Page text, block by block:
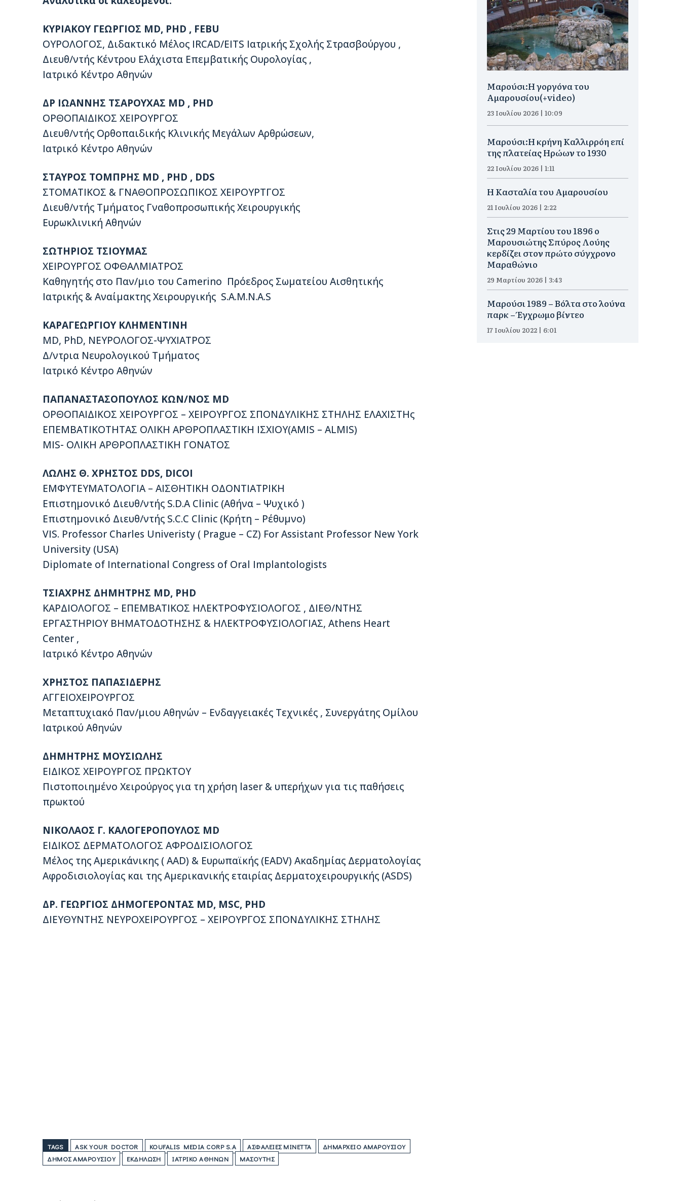
ΚΥΡΙΑΚΟΥ ΓΕΩΡΓΙΟΣ MD, PHD , FEBU
ΟΥΡΟΛΟΓΟΣ, Διδακτικό Μέλος IRCAD/EITS Ιατρικής Σχολής Στρασβούργου ,
Διευθ/ντής Κέντρου Ελάχιστα Επεμβατικής Ουρολογίας ,
Ιατρικό Κέντρο Αθηνών
ΔΡ ΙΩΑΝΝΗΣ ΤΣΑΡΟΥΧΑΣ MD , PHD
ΟΡΘΟΠΑΙΔΙΚΟΣ ΧΕΙΡΟΥΡΓΟΣ
Διευθ/ντής Ορθοπαιδικής Κλινικής Μεγάλων Αρθρώσεων,
Ιατρικό Κέντρο Αθηνών
ΣΤΑΥΡΟΣ ΤΟΜΠΡΗΣ MD , PHD , DDS
ΣΤΟΜΑΤΙΚΟΣ & ΓΝΑΘΟΠΡΟΣΩΠΙΚΟΣ ΧΕΙΡΟΥΡΤΓΟΣ
Διευθ/ντής Τμήματος Γναθοπροσωπικής Χειρουργικής
Ευρωκλινική Αθηνών
ΣΩΤΗΡΙΟΣ ΤΣΙΟΥΜΑΣ
ΧΕΙΡΟΥΡΓΟΣ ΟΦΘΑΛΜΙΑΤΡΟΣ
Καθηγητής στο Παν/μιο του Camerino Πρόεδρος Σωματείου Αισθητικής
Ιατρικής & Αναίμακτης Χειρουργικής S.A.M.N.A.S
ΚΑΡΑΓΕΩΡΓΙΟΥ ΚΛΗΜΕΝΤΙΝΗ
MD, PhD, ΝΕΥΡΟΛΟΓΟΣ-ΨΥΧΙΑΤΡΟΣ
Δ/ντρια Νευρολογικού Τμήματος
Ιατρικό Κέντρο Αθηνών
ΠΑΠΑΝΑΣΤΑΣΟΠΟΥΛΟΣ ΚΩΝ/ΝΟΣ MD
ΟΡΘΟΠΑΙΔΙΚΟΣ ΧΕΙΡΟΥΡΓΟΣ – ΧΕΙΡΟΥΡΓΟΣ ΣΠΟΝΔΥΛΙΚΗΣ ΣΤΗΛΗΣ ΕΛΑΧΙΣΤΗς
ΕΠΕΜΒΑΤΙΚΟΤΗΤΑΣ ΟΛΙΚΗ ΑΡΘΡΟΠΛΑΣΤΙΚΗ ΙΣΧΙΟΥ(AMIS – ALMIS)
MIS- ΟΛΙΚΗ ΑΡΘΡΟΠΛΑΣΤΙΚΗ ΓΟΝΑΤΟΣ
ΛΩΛΗΣ Θ. ΧΡΗΣΤΟΣ DDS, DICOI
ΕΜΦΥΤΕΥΜΑΤΟΛΟΓΙΑ – ΑΙΣΘΗΤΙΚΗ ΟΔΟΝΤΙΑΤΡΙΚΗ
Επιστημονικό Διευθ/ντής S.D.A Clinic (Αθήνα – Ψυχικό )
Επιστημονικό Διευθ/ντής S.C.C Clinic (Κρήτη – Ρέθυμνο)
VIS. Professor Charles Univeristy ( Prague – CZ) For Assistant Professor New York
University (USA)
Diplomate of International Congress of Oral Implantologists
ΤΣΙΑΧΡΗΣ ΔΗΜΗΤΡΗΣ MD, PHD
ΚΑΡΔΙΟΛΟΓΟΣ – ΕΠΕΜΒΑΤΙΚΟΣ ΗΛΕΚΤΡΟΦΥΣΙΟΛΟΓΟΣ , ΔΙΕΘ/ΝΤΗΣ
ΕΡΓΑΣΤΗΡΙΟΥ ΒΗΜΑΤΟΔΟΤΗΣΗΣ & ΗΛΕΚΤΡΟΦΥΣΙΟΛΟΓΙΑΣ, Athens Heart
Center ,
Ιατρικό Κέντρο Αθηνών
ΧΡΗΣΤΟΣ ΠΑΠΑΣΙΔΕΡΗΣ
ΑΓΓΕΙΟΧΕΙΡΟΥΡΓΟΣ
Μεταπτυχιακό Παν/μιου Αθηνών – Ενδαγγειακές Τεχνικές , Συνεργάτης Ομίλου
Ιατρικού Αθηνών
ΔΗΜΗΤΡΗΣ ΜΟΥΣΙΩΛΗΣ
ΕΙΔΙΚΟΣ ΧΕΙΡΟΥΡΓΟΣ ΠΡΩΚΤΟΥ
Πιστοποιημένο Χειρούργος για τη χρήση laser & υπερήχων για τις παθήσεις
πρωκτού
ΝΙΚΟΛΑΟΣ Γ. ΚΑΛΟΓΕΡΟΠΟΥΛΟΣ MD
ΕΙΔΙΚΟΣ ΔΕΡΜΑΤΟΛΟΓΟΣ ΑΦΡΟΔΙΣΙΟΛΟΓΟΣ
Μέλος της Αμερικάνικης ( AAD) & Ευρωπαϊκής (EADV) Ακαδημίας Δερματολογίας
Αφροδισιολογίας και της Αμερικανικής εταιρίας Δερματοχειρουργικής (ASDS)
ΔΡ. ΓΕΩΡΓΙΟΣ ΔΗΜΟΓΕΡΟΝΤΑΣ MD, MSC, PHD
ΔΙΕΥΘΥΝΤΗΣ ΝΕΥΡΟΧΕΙΡΟΥΡΓΟΣ – ΧΕΙΡΟΥΡΓΟΣ ΣΠΟΝΔΥΛΙΚΗΣ ΣΤΗΛΗΣ
TAGS ASK YOUR DOCTOR KOUFALIS MEDIA CORP S.A ΑΣΦΆΛΕΙΕΣ ΜΙΝΕΤΤΑ
ΔΗΜΑΡΧΕΊΟ ΑΜΑΡΟΥΣΊΟΥ
ΔΉΜΟΣ ΑΜΑΡΟΥΣΊΟΥ
ΕΚΔΉΛΩΣΗ ΙΑΤΡΙΚΌ ΑΘΗΝΏΝ ΜΑΣΟΎΤΗΣ
Μαρούσι:H γοργόνα του
Αμαρουσίου(+video)
23 Ιουλίου 2026 | 10:09
Μαρούσι:Η κρήνη Καλλιρρόη επί
της πλατείας Ηρώων το 1930
22 Ιουλίου 2026 | 1:11
Η Κασταλία του Αμαρουσίου
21 Ιουλίου 2026 | 2:22
Στις 29 Μαρτίου του 1896 ο
Μαρουσιώτης Σπύρος Λούης
κερδίζει στον πρώτο σύγχρονο
Μαραθώνιο
29 Μαρτίου 2026 | 3:43
Μαρούσι 1989 – Βόλτα στο λούνα
παρκ – Έγχρωμο βίντεο
17 Ιουλίου 2022 | 6:01